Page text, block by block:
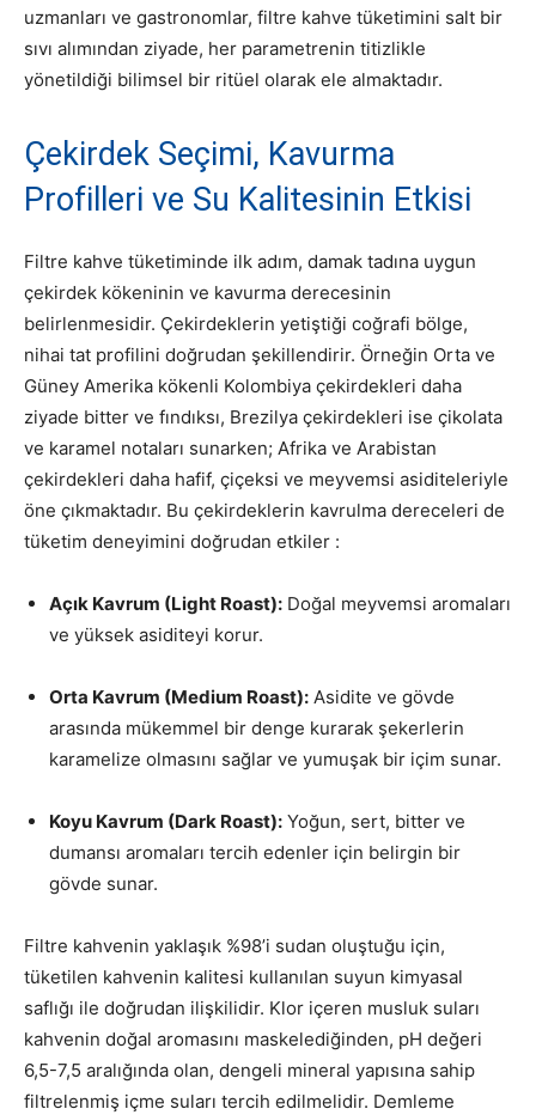
uzmanları ve gastronomlar, filtre kahve tüketimini salt bir
sıvı alımından ziyade, her parametrenin titizlikle
yönetildiği bilimsel bir ritüel olarak ele almaktadır.
Çekirdek Seçimi, Kavurma
Profilleri ve Su Kalitesinin Etkisi
Filtre kahve tüketiminde ilk adım, damak tadına uygun
çekirdek kökeninin ve kavurma derecesinin
belirlenmesidir. Çekirdeklerin yetiştiği coğrafi bölge,
nihai tat profilini doğrudan şekillendirir. Örneğin Orta ve
Güney Amerika kökenli Kolombiya çekirdekleri daha
ziyade bitter ve fındıksı, Brezilya çekirdekleri ise çikolata
ve karamel notaları sunarken; Afrika ve Arabistan
çekirdekleri daha hafif, çiçeksi ve meyvemsi asiditeleriyle
öne çıkmaktadır. Bu çekirdeklerin kavrulma dereceleri de
tüketim deneyimini doğrudan etkiler :
Açık Kavrum (Light Roast): Doğal meyvemsi aromaları
ve yüksek asiditeyi korur.
Orta Kavrum (Medium Roast): Asidite ve gövde
arasında mükemmel bir denge kurarak şekerlerin
karamelize olmasını sağlar ve yumuşak bir içim sunar.
Koyu Kavrum (Dark Roast): Yoğun, sert, bitter ve
dumansı aromaları tercih edenler için belirgin bir
gövde sunar.
Filtre kahvenin yaklaşık %98’i sudan oluştuğu için,
tüketilen kahvenin kalitesi kullanılan suyun kimyasal
saflığı ile doğrudan ilişkilidir. Klor içeren musluk suları
kahvenin doğal aromasını maskelediğinden, pH değeri
6,5-7,5 aralığında olan, dengeli mineral yapısına sahip
filtrelenmiş içme suları tercih edilmelidir. Demleme